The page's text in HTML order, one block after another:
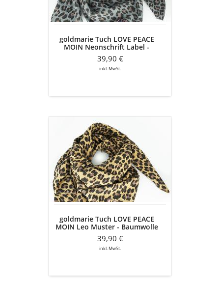
Label
-
Baumwolle
grau-
goldmarie Tuch LOVE PEACE
MOIN Neonschrift Label -
Baumwolle gemustert - grau-
dunkelgrau
39,90 €
inkl. MwSt.
goldmarie
LOVE
PEACE
MOIN
Leo
Muster
-
Baumwolle
braun
goldmarie Tuch LOVE PEACE
MOIN Leo Muster - Baumwolle
- braun
39,90 €
inkl. MwSt.